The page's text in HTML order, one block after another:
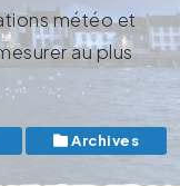
météo et
au plus
Archives